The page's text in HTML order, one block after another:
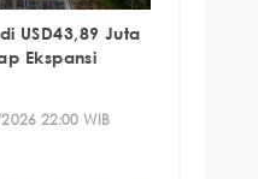
USD43,89 Juta
Ekspansi
22:00 WIB